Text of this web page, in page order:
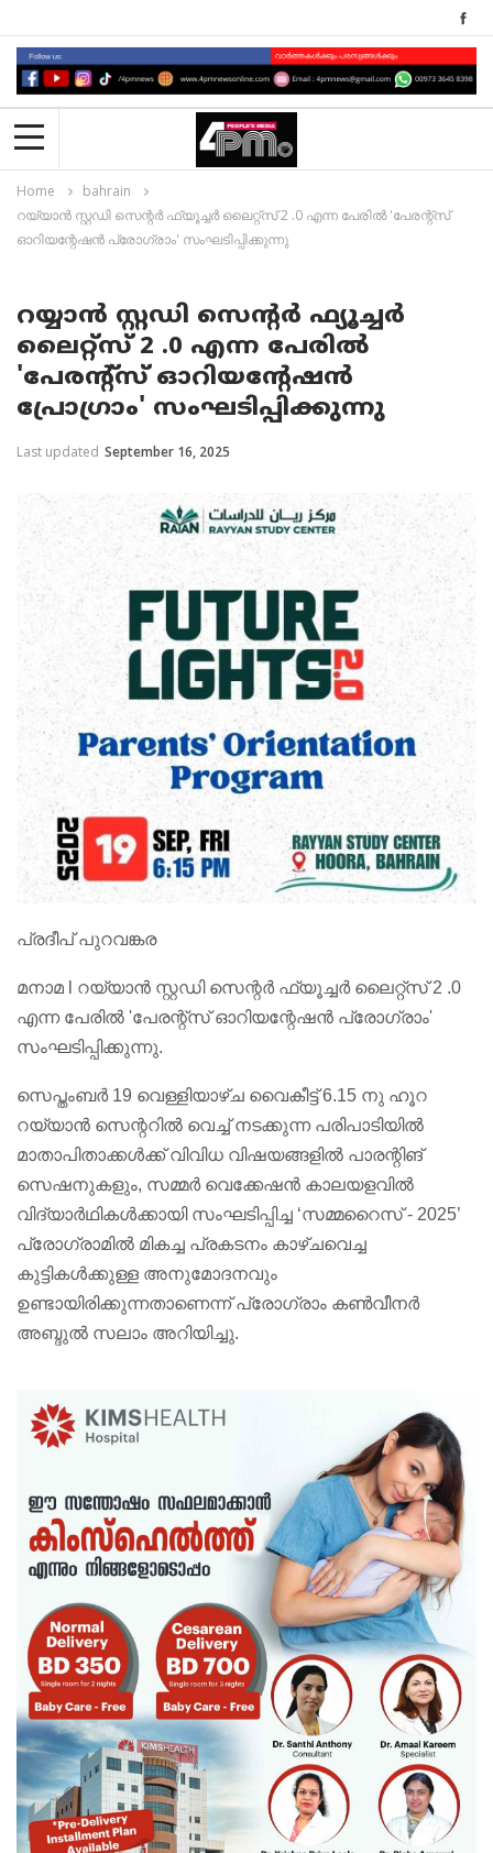
Home
bahrain
റയ്യാൻ സ്റ്റഡി സെന്റർ ഫ്യൂച്ചർ ലൈറ്റ്‌സ് 2 .0 എന്ന പേരിൽ 'പേരന്റ്സ്
ഓറിയന്റേഷൻ പ്രോഗ്രാം' സംഘടിപ്പിക്കുന്നു
റയ്യാൻ സ്റ്റഡി സെന്റർ ഫ്യൂച്ചർ
ലൈറ്റ്‌സ് 2 .0 എന്ന പേരിൽ
'പേരന്റ്സ് ഓറിയന്റേഷൻ
പ്രോഗ്രാം' സംഘടിപ്പിക്കുന്നു
Last updated September 16, 2025
പ്രദീപ് പുറവങ്കര
മനാമ l റയ്യാൻ സ്റ്റഡി സെന്റർ ഫ്യൂച്ചർ ലൈറ്റ്‌സ് 2 .0
എന്ന പേരിൽ 'പേരന്റ്സ് ഓറിയന്റേഷൻ പ്രോഗ്രാം'
സംഘടിപ്പിക്കുന്നു.
സെപ്തംബർ 19 വെള്ളിയാഴ്ച വൈകീട്ട് 6.15 നു ഹൂറ
റയ്യാൻ സെന്ററിൽ വെച്ച് നടക്കുന്ന പരിപാടിയിൽ
മാതാപിതാക്കൾക്ക് വിവിധ വിഷയങ്ങളിൽ പാരന്റിങ്
സെഷനുകളും, സമ്മർ വെക്കേഷൻ കാലയളവിൽ
വിദ്യാർഥികൾക്കായി സംഘടിപ്പിച്ച ‘സമ്മറൈസ് - 2025’
പ്രോഗ്രാമിൽ മികച്ച പ്രകടനം കാഴ്ചവെച്ച
കുട്ടികൾക്കുള്ള അനുമോദനവും
ഉണ്ടായിരിക്കുന്നതാണെന്ന് പ്രോഗ്രാം കൺവീനർ
അബ്ദുൽ സലാം അറിയിച്ചു.